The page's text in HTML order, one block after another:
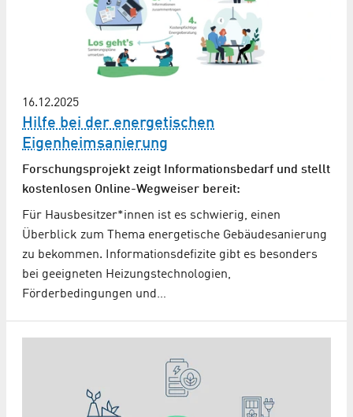
16.12.2025
Hilfe bei der energetischen
Eigenheimsanierung
Forschungsprojekt zeigt Informationsbedarf und stellt
kostenlosen Online-Wegweiser bereit:
Für Hausbesitzer*innen ist es schwierig, einen
Überblick zum Thema energetische Gebäudesanierung
zu bekommen. Informationsdefizite gibt es besonders
bei geeigneten Heizungstechnologien,
Förderbedingungen und…